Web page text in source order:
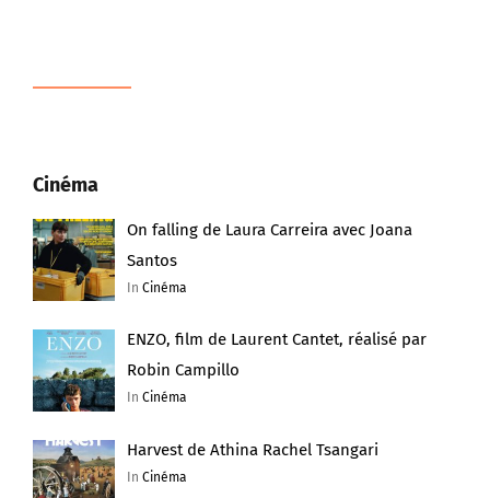
Cinéma
On falling de Laura Carreira avec Joana
Santos
InCinéma
ENZO, film de Laurent Cantet, réalisé par
Robin Campillo
InCinéma
Harvest de Athina Rachel Tsangari
InCinéma